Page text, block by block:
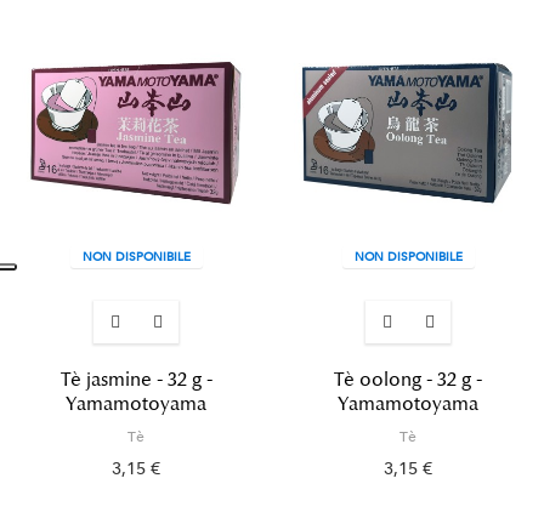
NON DISPONIBILE
Tè jasmine - 32 g -
Yamamotoyama
Tè
3,15 €
NON DISPONIBILE
Tè oolong - 32 g -
Yamamotoyama
Tè
3,15 €